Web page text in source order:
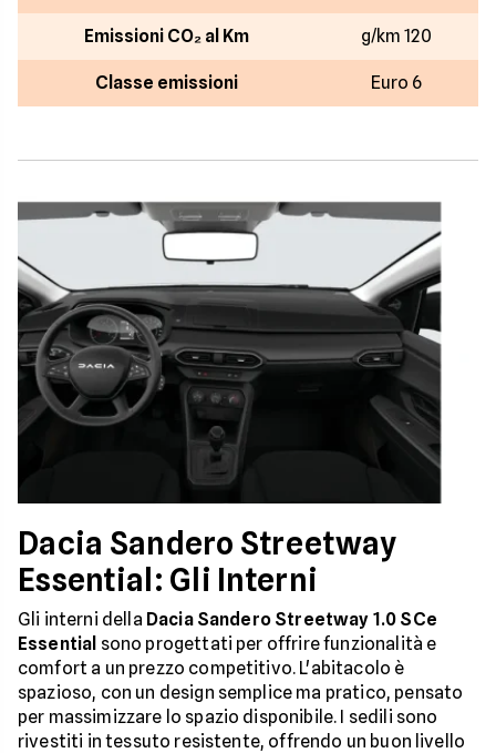
Emissioni CO₂ al Km g/km 120
Classe emissioni Euro 6
Dacia Sandero Streetway
Essential: Gli Interni
Gli interni della Dacia Sandero Streetway 1.0 SCe
Essential sono progettati per offrire funzionalità e
comfort a un prezzo competitivo. L'abitacolo è
spazioso, con un design semplice ma pratico, pensato
per massimizzare lo spazio disponibile. I sedili sono
rivestiti in tessuto resistente, offrendo un buon livello